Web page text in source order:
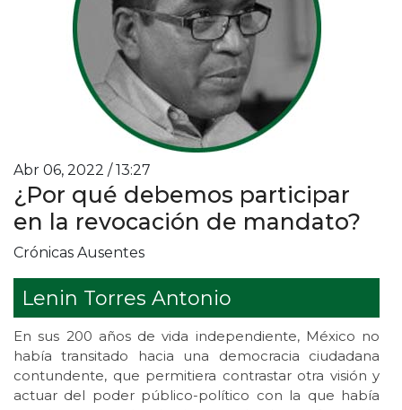
Abr 06, 2022 / 13:27
¿Por qué debemos participar
en la revocación de mandato?
Crónicas Ausentes
Lenin Torres Antonio
En sus 200 años de vida independiente, México no
había transitado hacia una democracia ciudadana
contundente, que permitiera contrastar otra visión y
actuar del poder público-político con la que había